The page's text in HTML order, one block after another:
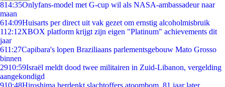
814:35Onlyfans-model met G-cup wil als NASA-ambassadeur naar
maan
614:09Huisarts per direct uit vak gezet om ernstig alcoholmisbruik
112:12XBOX platform krijgt zijn eigen "Platinum" achievements dit
jaar
611:27Capibara's lopen Braziliaans parlementsgebouw Mato Grosso
binnen
2910:59Israël meldt dood twee militairen in Zuid-Libanon, vergelding
aangekondigd
910:48Hiroshima herdenkt slachtoffers atoombom, 81 jaar later